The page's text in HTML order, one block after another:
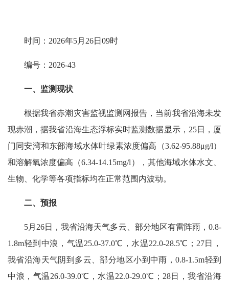
时间：2026年5月26日09时
编号：2026-43
一、监测现状
根据我省赤潮灾害监视监测网报告，当前我省沿海未发
现赤潮，据我省沿海生态浮标实时监测数据显示，25日，厦
门同安湾和东部海域水体叶绿素浓度偏高（3.62-95.88μg/l）
和溶解氧浓度偏高（6.34-14.15mg/l），其他海域水体水文、
生物、化学等各项指标均在正常范围内波动。
二、预报
5月26日，我省沿海天气多云、部分地区有雷阵雨，0.8-
1.8m轻到中浪，气温25.0-37.0℃，水温22.0-28.5℃；27日，
我省沿海天气阴到多云、部分地区小到中雨，0.8-1.5m轻到
中浪，气温26.0-39.0℃，水温22.0-29.0℃；28日，我省沿海